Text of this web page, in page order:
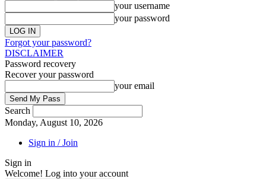
your username
your password
Forgot your password?
DISCLAIMER
Password recovery
Recover your password
your email
Search
Monday, August 10, 2026
Sign in / Join
Sign in
Welcome! Log into your account